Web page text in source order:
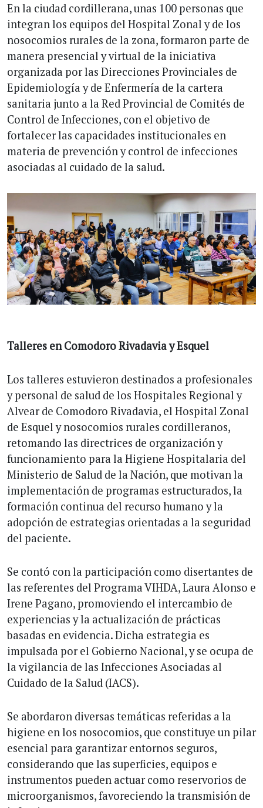
En la ciudad cordillerana, unas 100 personas que
integran los equipos del Hospital Zonal y de los
nosocomios rurales de la zona, formaron parte de
manera presencial y virtual de la iniciativa
organizada por las Direcciones Provinciales de
Epidemiología y de Enfermería de la cartera
sanitaria junto a la Red Provincial de Comités de
Control de Infecciones, con el objetivo de
fortalecer las capacidades institucionales en
materia de prevención y control de infecciones
asociadas al cuidado de la salud.
Talleres en Comodoro Rivadavia y Esquel
Los talleres estuvieron destinados a profesionales
y personal de salud de los Hospitales Regional y
Alvear de Comodoro Rivadavia, el Hospital Zonal
de Esquel y nosocomios rurales cordilleranos,
retomando las directrices de organización y
funcionamiento para la Higiene Hospitalaria del
Ministerio de Salud de la Nación, que motivan la
implementación de programas estructurados, la
formación continua del recurso humano y la
adopción de estrategias orientadas a la seguridad
del paciente.
Se contó con la participación como disertantes de
las referentes del Programa VIHDA, Laura Alonso e
Irene Pagano, promoviendo el intercambio de
experiencias y la actualización de prácticas
basadas en evidencia. Dicha estrategia es
impulsada por el Gobierno Nacional, y se ocupa de
la vigilancia de las Infecciones Asociadas al
Cuidado de la Salud (IACS).
Se abordaron diversas temáticas referidas a la
higiene en los nosocomios, que constituye un pilar
esencial para garantizar entornos seguros,
considerando que las superficies, equipos e
instrumentos pueden actuar como reservorios de
microorganismos, favoreciendo la transmisión de